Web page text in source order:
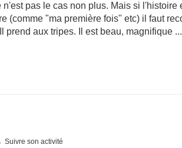
pas le cas non plus. Mais si l'histoire
(comme "ma première fois" etc) il faut
prend aux tripes. Il est beau, magnifique
Suivre son activité